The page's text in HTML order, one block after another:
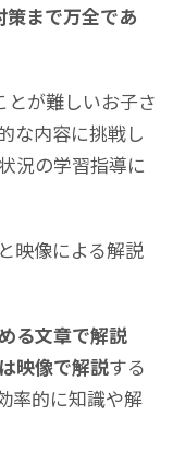
まで万全であ
が難しいお子さ
な内容に挑戦し
況の学習指導に
映像による解説
る文章で解説
映像で解説する
率的に知識や解